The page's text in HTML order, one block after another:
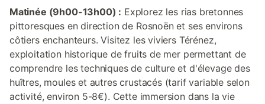
Matinée (9h00-13h00) : Explorez les rias bretonnes
pittoresques en direction de Rosnoën et ses environs
côtiers enchanteurs. Visitez les viviers Térénez,
exploitation historique de fruits de mer permettant de
comprendre les techniques de culture et d'élevage des
huîtres, moules et autres crustacés (tarif variable selon
activité, environ 5-8€). Cette immersion dans la vie